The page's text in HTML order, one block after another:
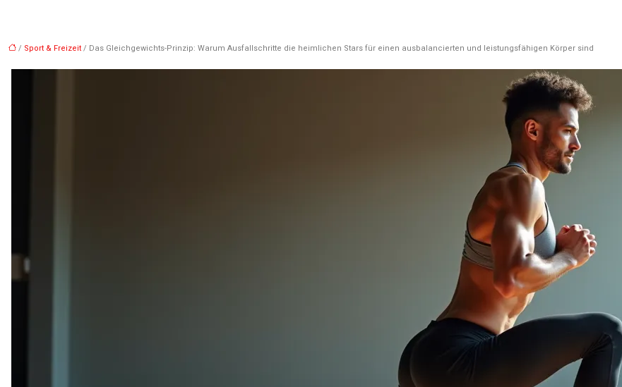
/ Sport & Freizeit/ Das Gleichgewichts-Prinzip: Warum Ausfallschritte die heimlichen Stars für einen ausbalancierten und leistungsfähigen Körper sind